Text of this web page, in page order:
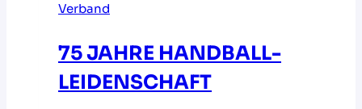
Verband
75 JAHRE HANDBALL-
LEIDENSCHAFT